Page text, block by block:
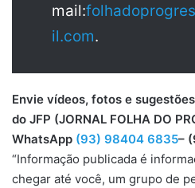
mail:
il.com.
Envie vídeos, fotos e
do JFP (JORNAL FOLHA DO
WhatsApp (93) 98404 6835–
“Informação publicada é
chegar até você, um grupo de